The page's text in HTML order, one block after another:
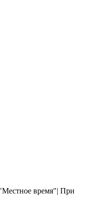
время"| При